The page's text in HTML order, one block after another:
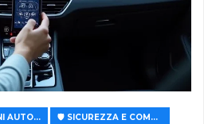
🚀 INNOVAZIONI AUTOMOBILISTICHE 🛡️ SICUREZZA E COMFORT